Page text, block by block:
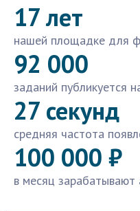
17 лет
нашей площадке для
92 000
заданий публикуется
27 секунд
средняя частота
100 000 ₽
в месяц зарабатывают